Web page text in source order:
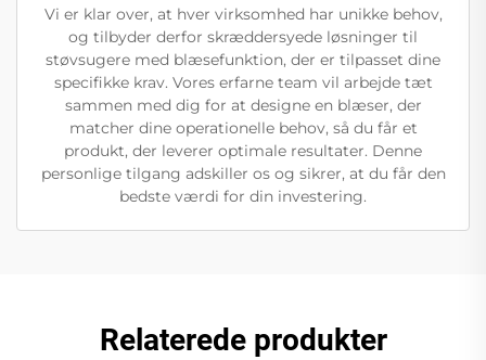
Vi er klar over, at hver virksomhed har unikke behov,
og tilbyder derfor skræddersyede løsninger til
støvsugere med blæsefunktion, der er tilpasset dine
specifikke krav. Vores erfarne team vil arbejde tæt
sammen med dig for at designe en blæser, der
matcher dine operationelle behov, så du får et
produkt, der leverer optimale resultater. Denne
personlige tilgang adskiller os og sikrer, at du får den
bedste værdi for din investering.
Relaterede produkter